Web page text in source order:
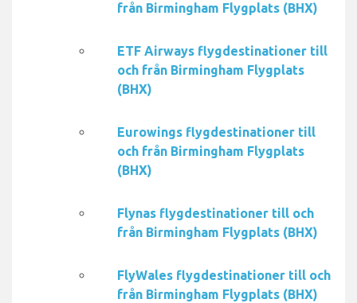
från Birmingham Flygplats (BHX)
ETF Airways flygdestinationer till
och från Birmingham Flygplats
(BHX)
Eurowings flygdestinationer till
och från Birmingham Flygplats
(BHX)
Flynas flygdestinationer till och
från Birmingham Flygplats (BHX)
FlyWales flygdestinationer till och
från Birmingham Flygplats (BHX)